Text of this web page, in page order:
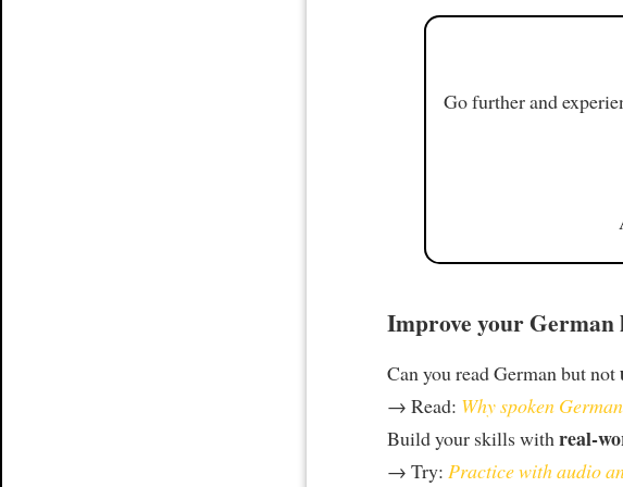
Go further and
Improve your German
Can you read German but not
→ Read: Why spoken
Build your skills with real-
→ Try: Practice with audio